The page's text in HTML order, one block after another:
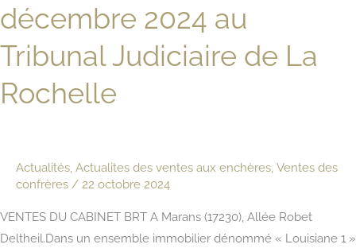
au
Tribunal
Judiciaire
de
décembre 2024 au
Tribunal Judiciaire de La
Rochelle
Actualités Actualites des ventes aux enchères Ventes des
confrères / 22 octobre 2024
VENTES DU CABINET BRT A Marans (17230), Allée Robet
Deltheil.Dans un ensemble immobilier dénommé « Louisiane 1 »